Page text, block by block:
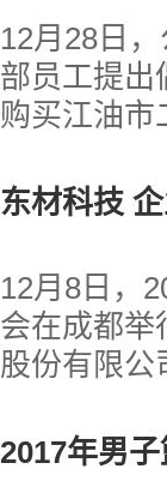
主持仪式
足球队副教
队员们在球
宣誓。 ......
12月28日
部员工提出
购买江油市
际行动对脱
波的要求
工作QQ群
发出倡议书
传，各党支
东材科技
12月8日，
会在成都举
股份有限公
技术创新发
2017年男